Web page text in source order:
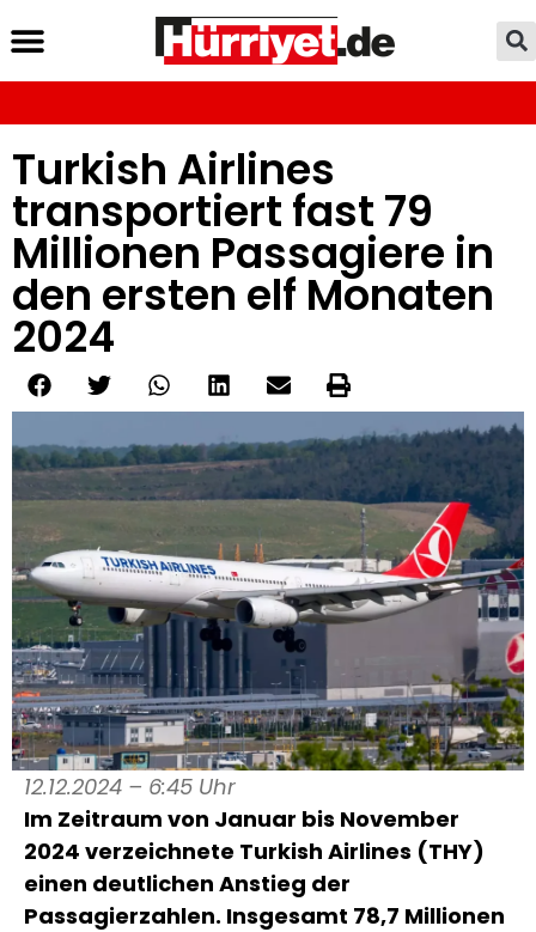
Turkish Airlines
transportiert fast 79
Millionen Passagiere in
den ersten elf Monaten
2024
12.12.2024 – 6:45 Uhr
Im Zeitraum von Januar bis November
2024 verzeichnete Turkish Airlines (THY)
einen deutlichen Anstieg der
Passagierzahlen. Insgesamt 78,7 Millionen